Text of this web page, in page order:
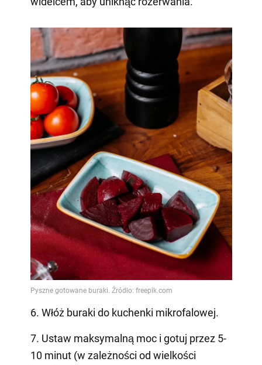
6. Włóż buraki do kuchenki mikrofalowej.
7. Ustaw maksymalną moc i gotuj przez 5-
10 minut (w zależności od wielkości